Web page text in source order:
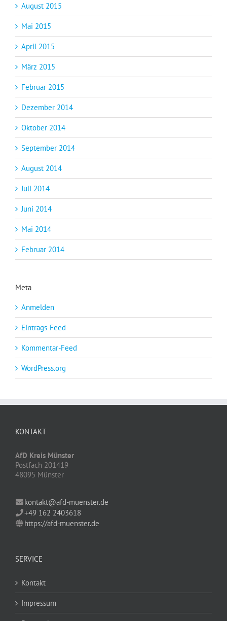
August 2015
Mai 2015
April 2015
März 2015
Februar 2015
Dezember 2014
Oktober 2014
September 2014
August 2014
Juli 2014
Juni 2014
Mai 2014
Februar 2014
Meta
Anmelden
Eintrags-Feed
Kommentar-Feed
WordPress.org
KONTAKT
AfD Kreis Münster
Postfach 201419
48095 Münster
kontakt@afd-muenster.de
+49 162 2403618
https://afd-muenster.de
SERVICE
Kontakt
Impressum